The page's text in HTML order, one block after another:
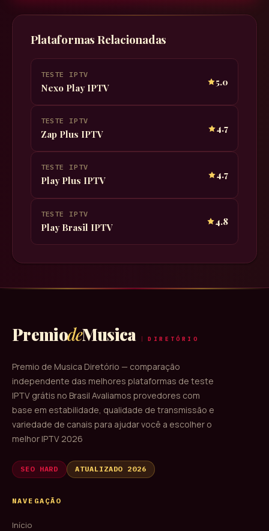
Plataformas Relacionadas
TESTE IPTV
Nexo Play IPTV 5.0
TESTE IPTV
Zap Plus IPTV 4.7
TESTE IPTV
Play Plus IPTV 4.7
TESTE IPTV
Play Brasil IPTV 4.8
PremiodeMusica DIRETÓRIO
Premio de Musica Diretório — comparação
independente das melhores plataformas de teste
IPTV grátis no Brasil Avaliamos provedores com
base em estabilidade, qualidade de transmissão e
variedade de canais para ajudar você a escolher o
melhor IPTV 2026
SEO HARD ATUALIZADO 2026
NAVEGAÇÃO
Início